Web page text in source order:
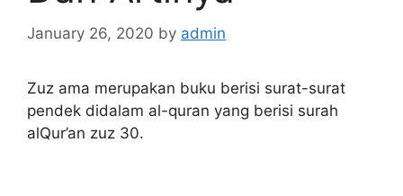
January 26, 2020 by admin
Zuz ama merupakan buku berisi surat-surat
pendek didalam al-quran yang berisi surah
alQur’an zuz 30.